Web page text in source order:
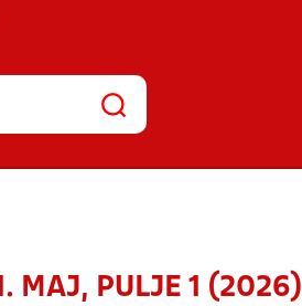
MAJ, PULJE 1 (2026)